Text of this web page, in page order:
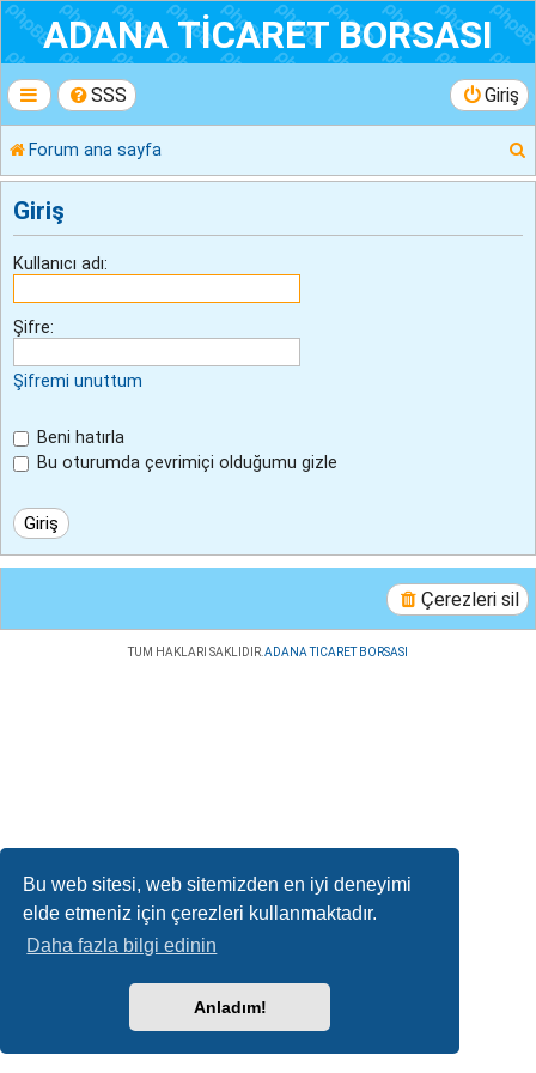
Bu web sitesi, web sitemizden en iyi deneyimi
elde etmeniz için çerezleri kullanmaktadır.
Daha fazla bilgi edinin
Anladım!
ADANA TİCARET BORSASI
SSS Giriş
Forum ana sayfa
r
Giriş
Kullanıcı adı:
Şifre:
Şifremi unuttum
Beni hatırla
Bu oturumda çevrimiçi olduğumu gizle
Çerezleri sil
TUM HAKLARI SAKLIDIR. ADANA TICARET BORSASI